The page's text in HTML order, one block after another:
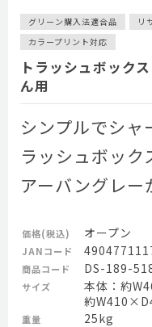
グリーン購入法適合品 リ
カラープリント対応
トラッシュボック
ん用
シンプルでシャ
ラッシュボッ
アーバングレー
価格(税込) オープン
JANコード
商品コード DS-189-
サイズ
本体：約
約
重量 25kg